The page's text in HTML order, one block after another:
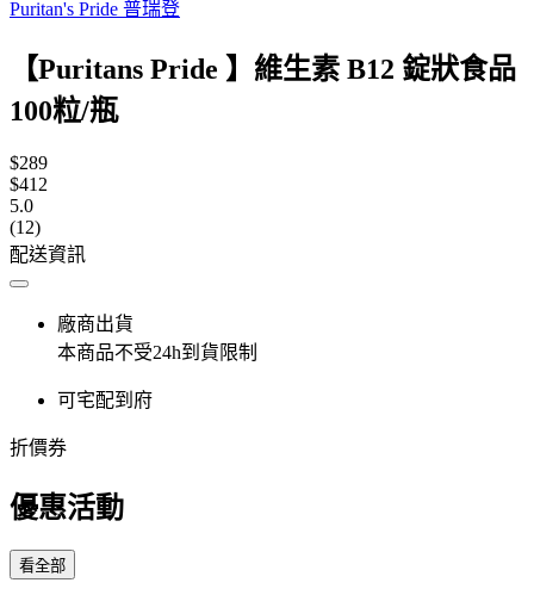
Puritan's Pride 普瑞登
【Puritans Pride 】維生素 B12 錠狀食品
100粒/瓶
$289
$412
5.0
(12)
配送資訊
廠商出貨
本商品不受24h到貨限制
可宅配到府
折價券
優惠活動
看全部